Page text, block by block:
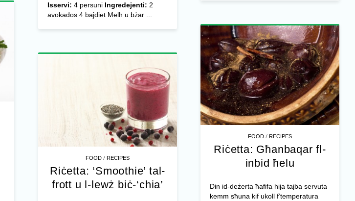
Isservi: 4 persuni Ingredejenti: 2
avokados 4 bajdiet Melħ u bżar ...
FOOD /RECIPES
Riċetta: Għanbaqar fl-
inbid ħelu
Din id-deżerta ħafifa hija tajba servuta
kemm sħuna kif ukoll f’temperatura
FOOD /RECIPES
Riċetta: ‘Smoothie’ tal-
frott u l-lewż biċ-‘chia’